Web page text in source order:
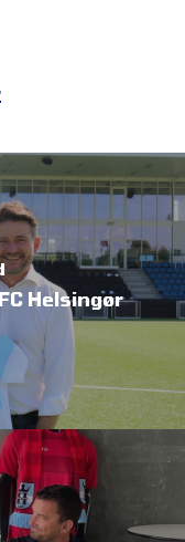
Helsingør